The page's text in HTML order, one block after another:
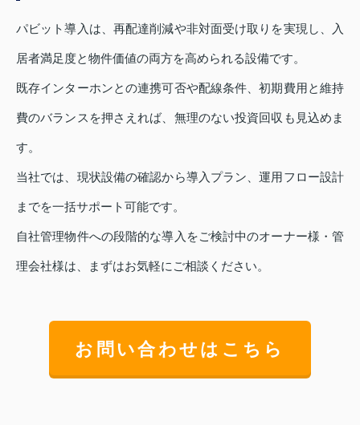
パビット導入は、再配達削減や非対面受け取りを実現し、入
居者満足度と物件価値の両方を高められる設備です。
既存インターホンとの連携可否や配線条件、初期費用と維持
費のバランスを押さえれば、無理のない投資回収も見込めま
す。
当社では、現状設備の確認から導入プラン、運用フロー設計
までを一括サポート可能です。
自社管理物件への段階的な導入をご検討中のオーナー様・管
理会社様は、まずはお気軽にご相談ください。
お問い合わせはこちら